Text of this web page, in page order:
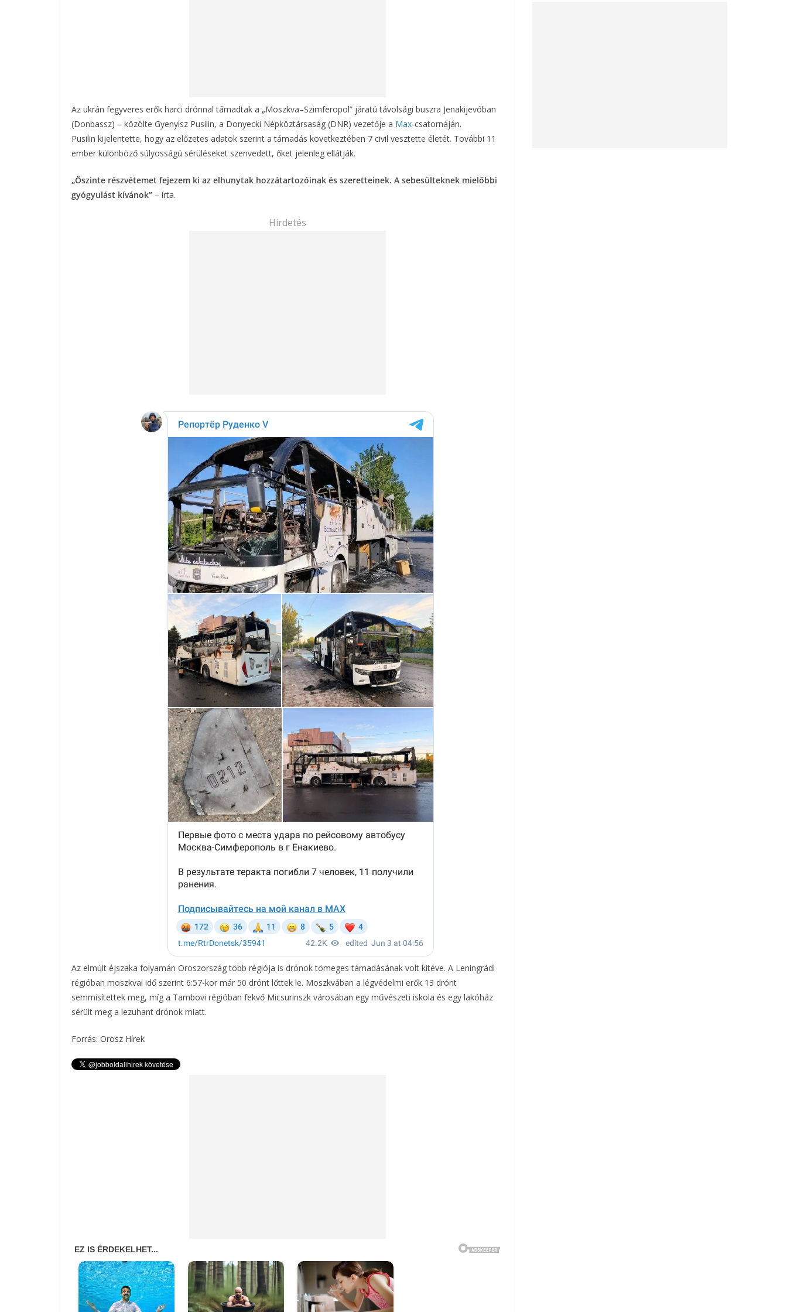
Az ukrán fegyveres erők harci drónnal támadtak a „Moszkva–Szimferopol” járatú távolsági buszra Jenakijevóban
(Donbassz) – közölte Gyenyisz Pusilin, a Donyecki Népköztársaság (DNR) vezetője a Max-csatornáján.
Pusilin kijelentette, hogy az előzetes adatok szerint a támadás következtében 7 civil vesztette életét. További 11
ember különböző súlyosságú sérüléseket szenvedett, őket jelenleg ellátják.
„Őszinte részvétemet fejezem ki az elhunytak hozzátartozóinak és szeretteinek. A sebesülteknek mielőbbi
gyógyulást kívánok” – írta.
Hirdetés
Az elmúlt éjszaka folyamán Oroszország több régiója is drónok tömeges támadásának volt kitéve. A Leningrádi
régióban moszkvai idő szerint 6:57-kor már 50 drónt lőttek le. Moszkvában a légvédelmi erők 13 drónt
semmisítettek meg, míg a Tambovi régióban fekvő Micsurinszk városában egy művészeti iskola és egy lakóház
sérült meg a lezuhant drónok miatt.
Forrás: Orosz Hírek